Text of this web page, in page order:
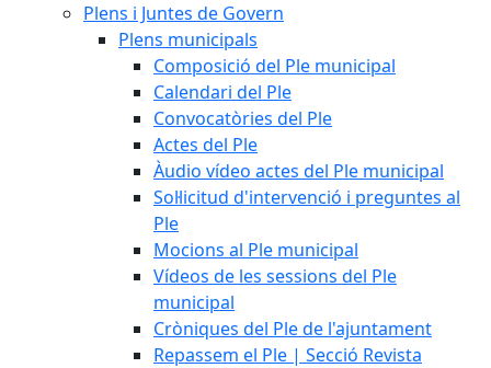
Plens i Juntes de Govern
Plens municipals
Composició del Ple municipal
Calendari del Ple
Convocatòries del Ple
Actes del Ple
Àudio vídeo actes del Ple municipal
Sol·licitud d'intervenció i preguntes al
Ple
Mocions al Ple municipal
Vídeos de les sessions del Ple
municipal
Cròniques del Ple de l'ajuntament
Repassem el Ple | Secció Revista